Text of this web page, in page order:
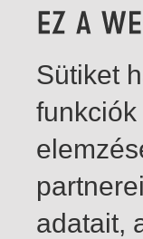
Sütiket
adatait,